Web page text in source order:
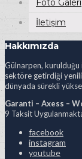
Foto Galeri
İletişim
Hakkımızda
Gülnarpen, kurulduğu
sektöre getirdiği
dünyada sürekli
Garanti – Axess –
9 Taksit
facebook
instagram
youtube